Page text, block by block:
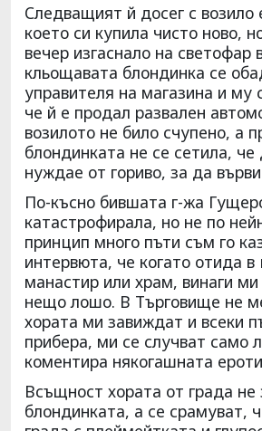
Следващият й досег с возило
което си купила чисто ново,
вечер изгаснало на светофар
кльощавата блондинка се
управителя на магазина и му
че й е продал развален
возилото не било счупено, а
блондинката не се сетила,
нуждае от гориво, за да
По-късно бившата г-жа
катастрофирала, но не по
принцип много пъти съм го
интервюта, че когато отида в
манастир или храм, винаги ми
нещо лошо. В Търговище не
хората ми завиждат и всеки
прибера, ми се случват само
коментира някогашната
Всъщност хората от града
блондинката, а се срамуват,